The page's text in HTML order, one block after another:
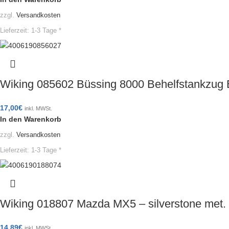
zzgl. Versandkosten
Lieferzeit: 1-3 Tage *
Wiking 085602 Büssing 8000
17,00€ inkl. MWSt.
In den Warenkorb
zzgl. Versandkosten
Lieferzeit: 1-3 Tage *
Wiking 018807 Mazda MX5 – silverstone